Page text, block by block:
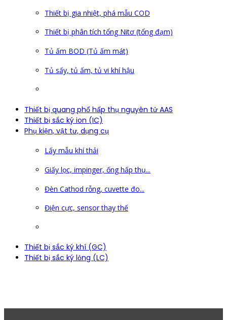
Thiết bị gia nhiệt, phá mẫu COD
Thiết bị phân tích tổng Nitơ (tổng đạm)
Tủ ấm BOD (Tủ ấm mát)
Tủ sấy, tủ ấm, tủ vi khí hậu
Thiết bị quang phổ hấp thụ nguyên tử AAS
Thiết bị sắc ký ion (IC)
Phụ kiện, vật tư, dụng cụ
Lấy mẫu khí thải
Giấy lọc, impinger, ống hấp thụ...
Đèn Cathod rỗng, cuvette đo...
Điện cực, sensor thay thế
Thiết bị sắc ký khí (GC)
Thiết bị sắc ký lỏng (LC)